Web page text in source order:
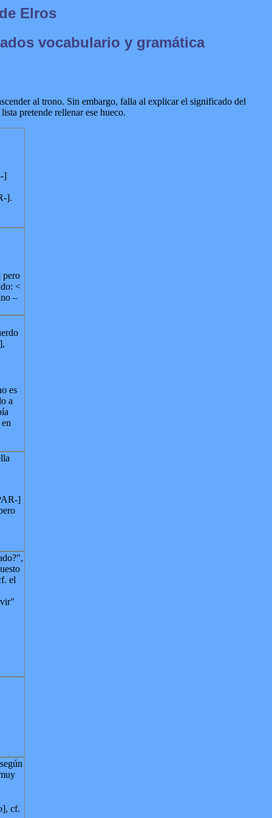
Elros
vocabulario y gramática
al trono. Sin embargo, falla al explicar el significado del
pretende rellenar ese hueco.
]
].
<
–
es
a
]
el
cf.